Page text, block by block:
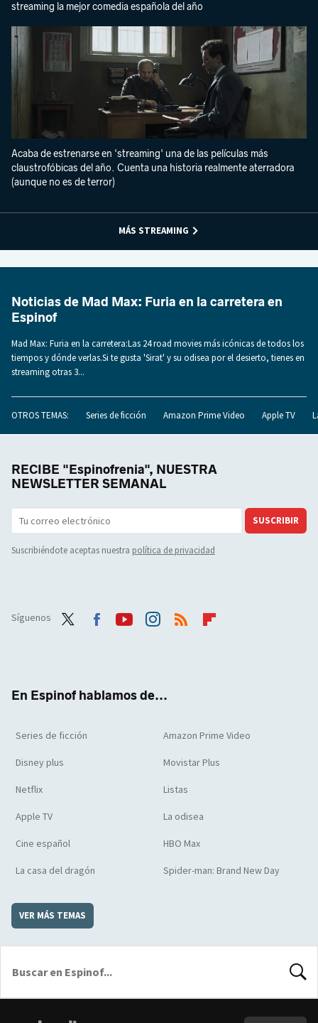
streaming la mejor comedia española del año
Acaba de estrenarse en 'streaming' una de las películas más
claustrofóbicas del año. Cuenta una historia realmente aterradora
(aunque no es de terror)
MÁS STREAMING
Noticias de Mad Max: Furia en la carretera en
Espinof
Mad Max: Furia en la carretera:Las 24 road movies más icónicas de todos los
tiempos y dónde verlas.Si te gusta 'Sirat' y su odisea por el desierto, tienes en
streaming otras 3...
OTROS TEMAS: Series de ficción Amazon Prime Video Apple TV
RECIBE "Espinofrenia", NUESTRA
NEWSLETTER SEMANAL
SUSCRIBIR
Suscribiéndote aceptas nuestra política de privacidad
Síguenos
En Espinof hablamos de...
Series de ficción Amazon Prime Video
Disney plus Movistar Plus
Netflix Listas
Apple TV La odisea
Cine español HBO Max
La casa del dragón Spider-man: Brand New Day
VER MÁS TEMAS